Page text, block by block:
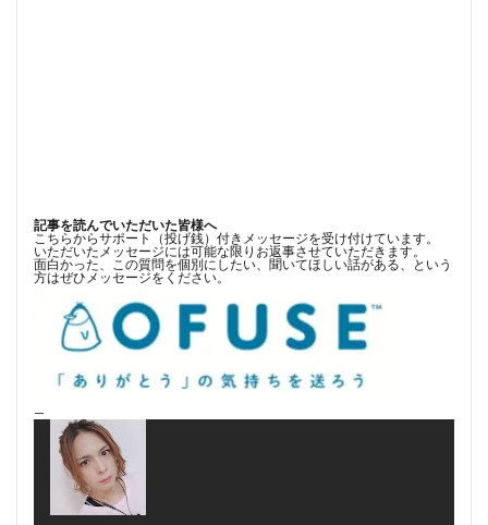
記事を読んでいただいた皆様へ
こちらからサポート（投げ銭）付きメッセージを受け付けています。
いただいたメッセージには可能な限りお返事させていただきます。
面白かった、この質問を個別にしたい、聞いてほしい話がある、という
方はぜひメッセージをください。
—